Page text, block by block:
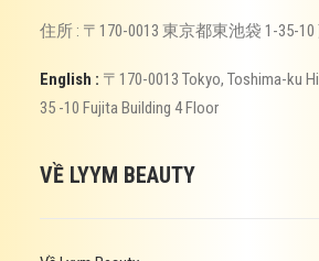
住所 : 〒170-0013 東京都東池袋 1-35-
English : 〒170-0013 Tokyo, Toshima-ku
35 -10 Fujita Building 4 Floor
VỀ LYYM BEAUTY